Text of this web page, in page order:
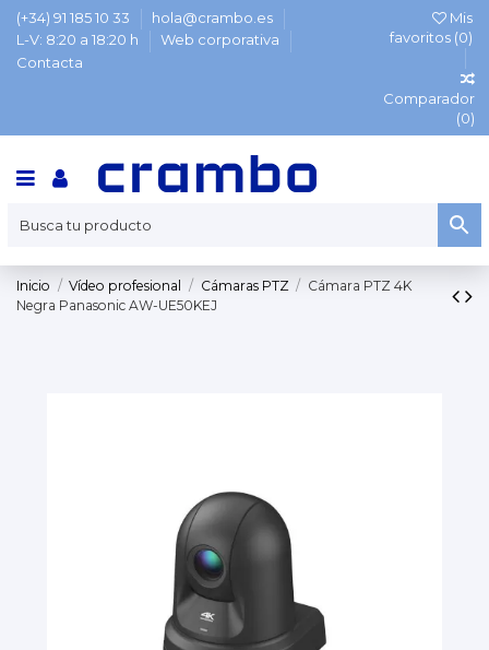
(+34) 91 185 10 33
hola@crambo.es
L-V: 8:20 a 18:20 h
Web corporativa
Contacta
Mis
favoritos (0)
Comparador
(0)
Inicio Vídeo profesional Cámaras PTZ
Cámara PTZ 4K
Negra Panasonic AW-UE50KEJ